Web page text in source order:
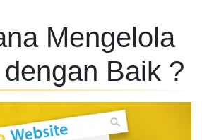
Mengelola
Baik ?